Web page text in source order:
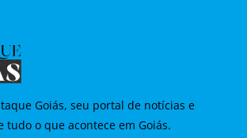
Goiás, seu portal de notícias e
tudo o que acontece em Goiás.